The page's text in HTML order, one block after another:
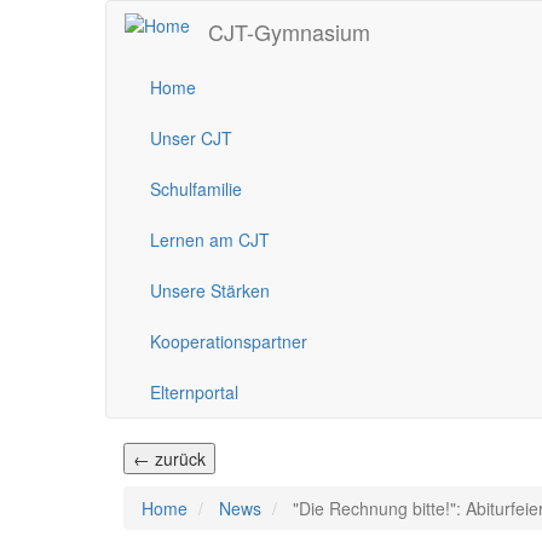
CJT-Gymnasium
Home
Unser CJT
Schulfamilie
Lernen am CJT
Unsere Stärken
Kooperationspartner
Elternportal
← zurück
Home News "Die Rechnung bitte!":